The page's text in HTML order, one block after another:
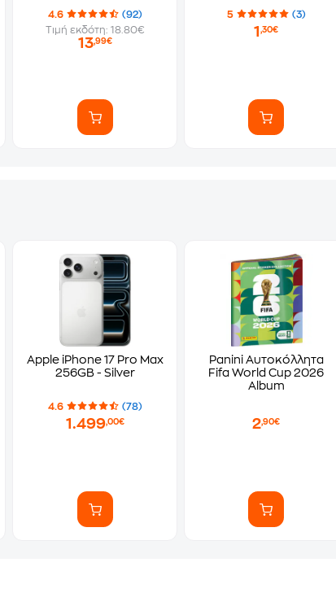
4.6
(92)
Τιμή εκδότη: 18.80€
13,99€
Αυτοκόλλητα)
5 (3)
1,30€
Apple iPhone 17 Pro Max
256GB - Silver
4.6 (78)
1.499,00€
Panini Αυτοκόλλητα
Fifa World Cup 2026
Album
2,90€